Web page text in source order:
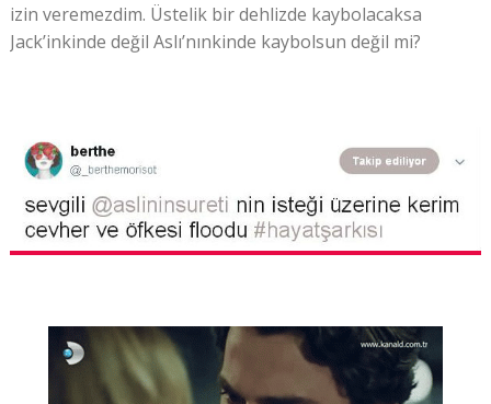
izin veremezdim. Üstelik bir dehlizde kaybolacaksa
Jack’inkinde değil Aslı’nınkinde kaybolsun değil mi?